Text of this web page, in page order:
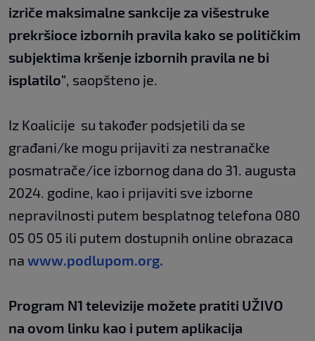
izriče maksimalne sankcije za višestruke
prekršioce izbornih pravila kako se političkim
subjektima kršenje izbornih pravila ne bi
isplatilo", saopšteno je.
Iz Koalicije su također podsjetili da se
građani/ke mogu prijaviti za nestranačke
posmatrače/ice izbornog dana do 31. augusta
2024. godine, kao i prijaviti sve izborne
nepravilnosti putem besplatnog telefona 080
05 05 05 ili putem dostupnih online obrazaca
na www.podlupom.org.
Program N1 televizije možete pratiti UŽIVO
na ovom linku kao i putem aplikacija